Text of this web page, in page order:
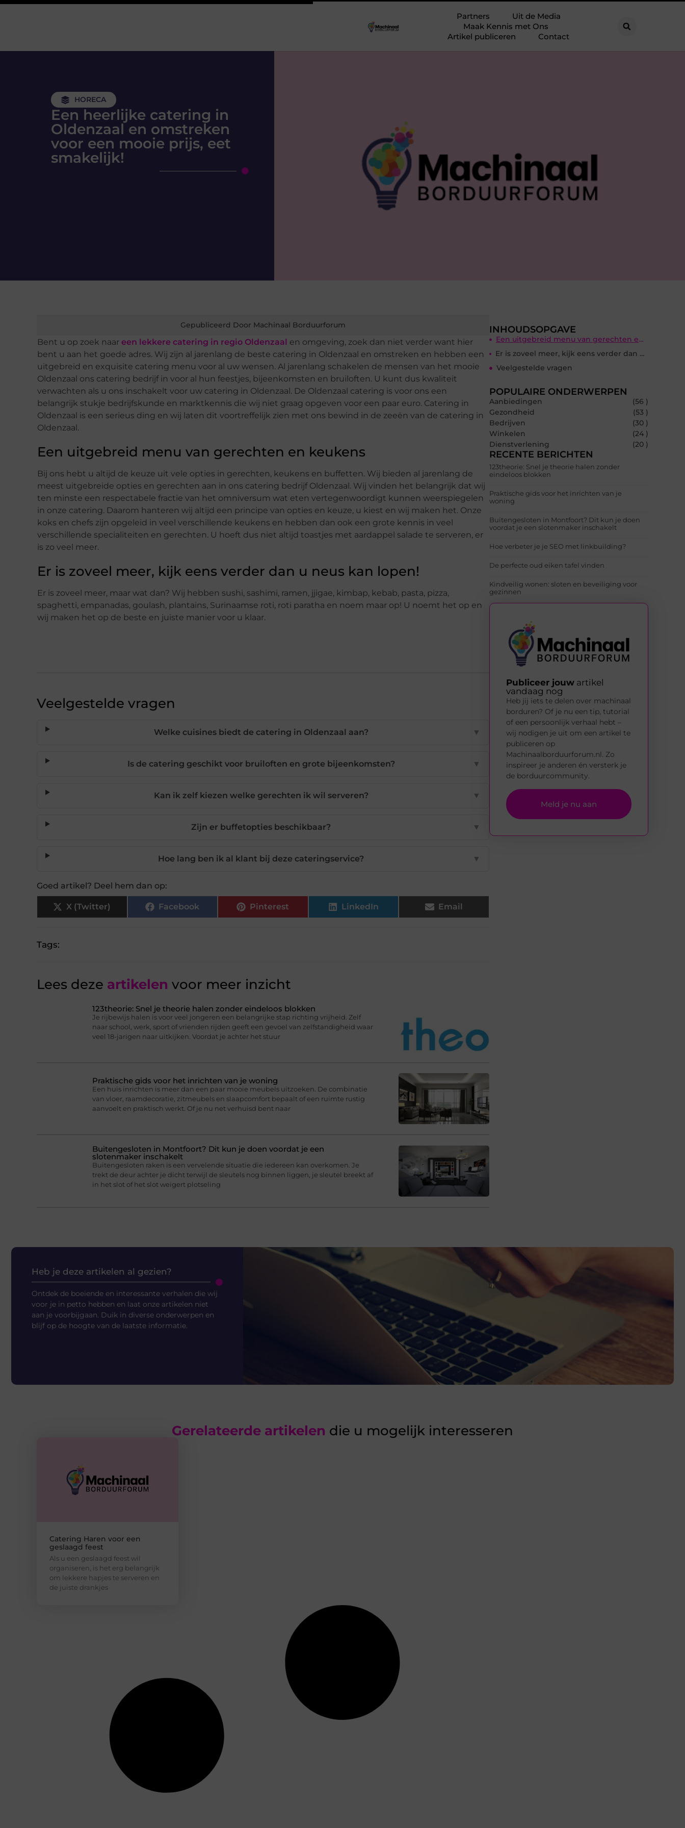
Partners
Uit de Media
Maak Kennis met Ons
Artikel publiceren
Contact
HORECA
Een heerlijke catering in
Oldenzaal en omstreken
voor een mooie prijs, eet
smakelijk!
Gepubliceerd Door Machinaal Borduurforum
Bent u op zoek naar een lekkere catering in regio Oldenzaal en omgeving, zoek dan niet verder want hier
bent u aan het goede adres. Wij zijn al jarenlang de beste catering in Oldenzaal en omstreken en hebben een
uitgebreid en exquisite catering menu voor al uw wensen. Al jarenlang schakelen de mensen van het mooie
Oldenzaal ons catering bedrijf in voor al hun feestjes, bijeenkomsten en bruiloften. U kunt dus kwaliteit
verwachten als u ons inschakelt voor uw catering in Oldenzaal. De Oldenzaal catering is voor ons een
belangrijk stukje bedrijfskunde en marktkennis die wij niet graag opgeven voor een paar euro. Catering in
Oldenzaal is een serieus ding en wij laten dit voortreffelijk zien met ons bewind in de zeeën van de catering in
Oldenzaal.
Een uitgebreid menu van gerechten en keukens
Bij ons hebt u altijd de keuze uit vele opties in gerechten, keukens en buffetten. Wij bieden al jarenlang de
meest uitgebreide opties en gerechten aan in ons catering bedrijf Oldenzaal. Wij vinden het belangrijk dat wij
ten minste een respectabele fractie van het omniversum wat eten vertegenwoordigt kunnen weerspiegelen
in onze catering. Daarom hanteren wij altijd een principe van opties en keuze, u kiest en wij maken het. Onze
koks en chefs zijn opgeleid in veel verschillende keukens en hebben dan ook een grote kennis in veel
verschillende specialiteiten en gerechten. U hoeft dus niet altijd toastjes met aardappel salade te serveren, er
is zo veel meer.
Er is zoveel meer, kijk eens verder dan u neus kan lopen!
Er is zoveel meer, maar wat dan? Wij hebben sushi, sashimi, ramen, jjigae, kimbap, kebab, pasta, pizza,
spaghetti, empanadas, goulash, plantains, Surinaamse roti, roti paratha en noem maar op! U noemt het op en
wij maken het op de beste en juiste manier voor u klaar.
Veelgestelde vragen
Welke cuisines biedt de catering in Oldenzaal aan? ▼
Is de catering geschikt voor bruiloften en grote bijeenkomsten? ▼
Kan ik zelf kiezen welke gerechten ik wil serveren? ▼
Zijn er buffetopties beschikbaar? ▼
Hoe lang ben ik al klant bij deze cateringservice? ▼
Goed artikel? Deel hem dan op:
X (Twitter) Facebook Pinterest LinkedIn Email
Tags:
Lees deze artikelen voor meer inzicht
123theorie: Snel je theorie halen zonder eindeloos blokken
Je rijbewijs halen is voor veel jongeren een belangrijke stap richting vrijheid. Zelf
naar school, werk, sport of vrienden rijden geeft een gevoel van zelfstandigheid waar
veel 18-jarigen naar uitkijken. Voordat je achter het stuur
Praktische gids voor het inrichten van je woning
Een huis inrichten is meer dan een paar mooie meubels uitzoeken. De combinatie
van vloer, raamdecoratie, zitmeubels en slaapcomfort bepaalt of een ruimte rustig
aanvoelt en praktisch werkt. Of je nu net verhuisd bent naar
Buitengesloten in Montfoort? Dit kun je doen voordat je een
slotenmaker inschakelt
Buitengesloten raken is een vervelende situatie die iedereen kan overkomen. Je
trekt de deur achter je dicht terwijl de sleutels nog binnen liggen, je sleutel breekt af
in het slot of het slot weigert plotseling
INHOUDSOPGAVE
Een uitgebreid menu van gerechten en keukens
Er is zoveel meer, kijk eens verder dan u neus kan lopen!
Veelgestelde vragen
POPULAIRE ONDERWERPEN
Aanbiedingen
(56 )
Gezondheid
(53 )
Bedrijven
(30 )
Winkelen
(24 )
Dienstverlening
(20 )
RECENTE BERICHTEN
123theorie: Snel je theorie halen zonder
eindeloos blokken
Praktische gids voor het inrichten van je
woning
Buitengesloten in Montfoort? Dit kun je doen
voordat je een slotenmaker inschakelt
Hoe verbeter je je SEO met linkbuilding?
De perfecte oud eiken tafel vinden
Kindveilig wonen: sloten en beveiliging voor
gezinnen
Publiceer jouw artikel
vandaag nog
Heb jij iets te delen over machinaal
borduren? Of je nu een tip, tutorial
of een persoonlijk verhaal hebt –
wij nodigen je uit om een artikel te
publiceren op
Machinaalborduurforum.nl. Zo
inspireer je anderen én versterk je
de borduurcommunity.
Meld je nu aan
Heb je deze artikelen al gezien?
Ontdek de boeiende en interessante verhalen die wij
voor je in petto hebben en laat onze artikelen niet
aan je voorbijgaan. Duik in diverse onderwerpen en
blijf op de hoogte van de laatste informatie.
Gerelateerde artikelen die u mogelijk interesseren
Catering Haren voor een
geslaagd feest
Als u een geslaagd feest wil
organiseren, is het erg belangrijk
om lekkere hapjes te serveren en
de juiste drankjes